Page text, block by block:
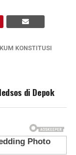
KONSTITUSI
di Depok